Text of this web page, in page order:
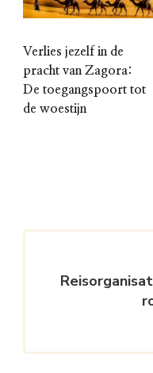
Verlies jezelf in de
pracht van Zagora:
De toegangspoort tot
de woestijn